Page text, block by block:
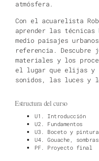
atmósfera.
Con el acuarelista
aprender las
medio paisajes
referencia.
materiales y los
el lugar que elijas y
sonidos, las luces y
Estructura del curso
U1. Introducción
U2. Fundamentos
U3. Boceto y pintura
U4. Gouache,
PF. Proyecto final